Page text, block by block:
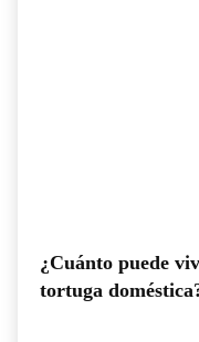
¿Cuánto puede
tortuga